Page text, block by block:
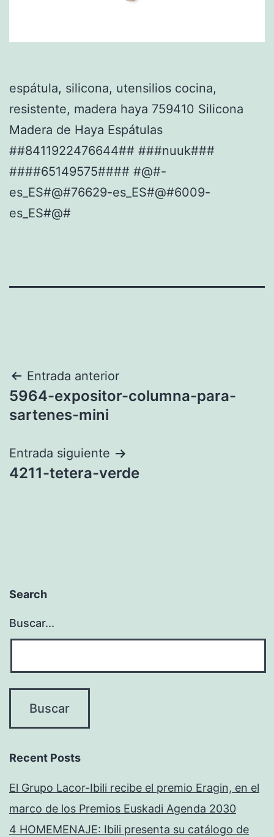
espátula, silicona, utensilios cocina,
resistente, madera haya 759410 Silicona
Madera de Haya Espátulas
##8411922476644## ###nuuk###
####65149575#### #@#-
es_ES#@#76629-es_ES#@#6009-
es_ES#@#
Navegación
de
Entrada anterior
5964-expositor-columna-para-
sartenes-mini
Entrada siguiente
4211-tetera-verde
Search
Buscar...
Recent Posts
El Grupo Lacor-Ibili recibe el premio Eragin, en el
marco de los Premios Euskadi Agenda 2030
4 HOMEMENAJE: Ibili presenta su catálogo de